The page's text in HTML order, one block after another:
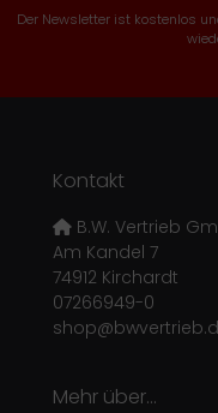
Der Newsletter ist kostenlos
Kontakt
B.W. Vertrieb
Am Kandel 7
74912 Kirchardt
07266949-0
Mehr über...